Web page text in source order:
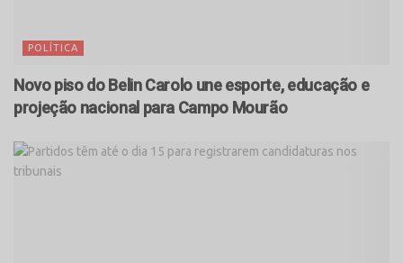
POLÍTICA
Novo piso do Belin Carolo une esporte, educação e
projeção nacional para Campo Mourão